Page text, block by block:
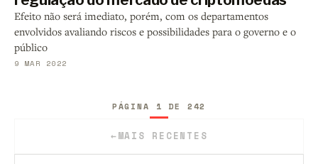
Efeito não será imediato, porém, com os departamentos
envolvidos avaliando riscos e possibilidades para o governo e o
público
9 MAR 2022
←MAIS RECENTES
PÁGINA 1 DE 242